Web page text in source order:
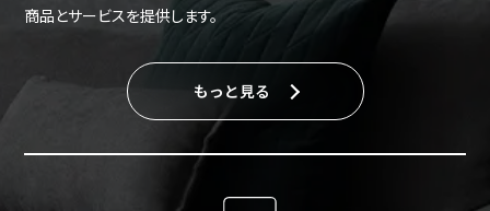
商品とサービスを提供します。
もっと見る